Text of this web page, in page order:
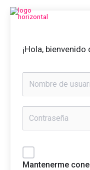
¡Hola, bienvenido
Mantenerme